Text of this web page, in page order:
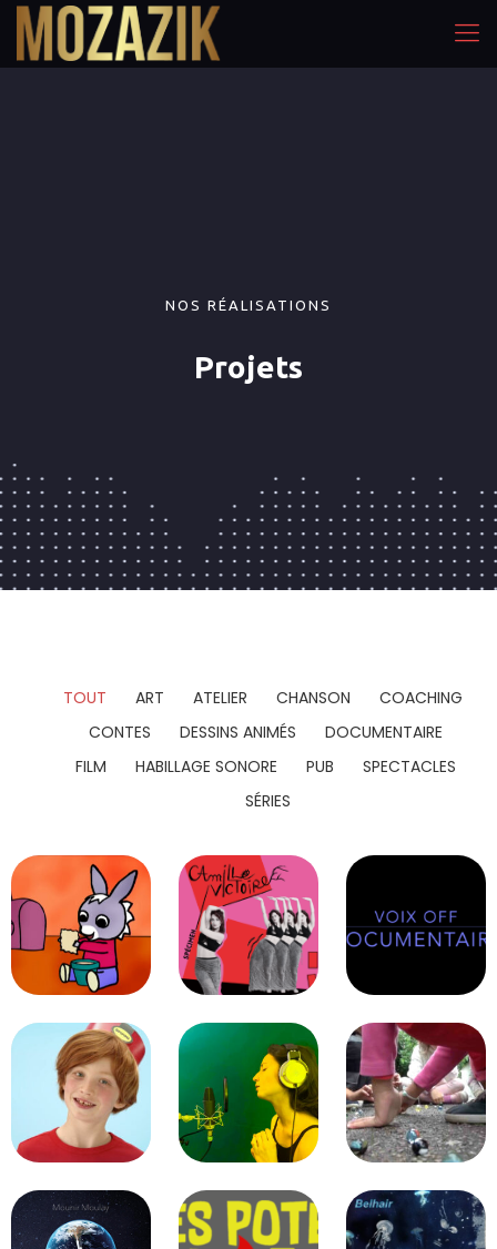
NOS RÉALISATIONS
Projets
TOUT ART ATELIER CHANSON
COACHING
CONTES
DESSINS ANIMÉS
DOCUMENTAIRE
FILM
HABILLAGE SONORE PUB
SPECTACLES
SÉRIES